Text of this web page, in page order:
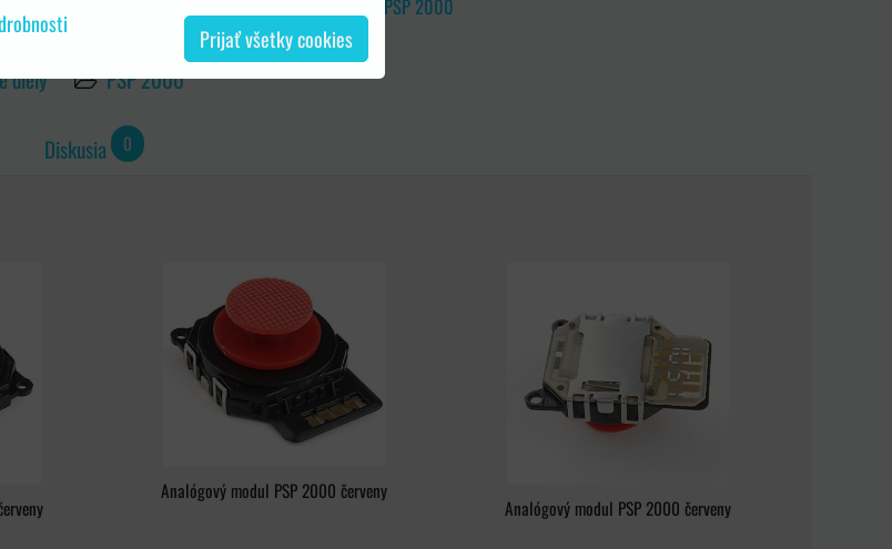
VELMI KVALITNÝ ANALÓGOVÝ MODUL PRE PSP 2000
diely PSP 2000
Diskusia 0
Analógový modul PSP 2000 červeny
Analógový modul PSP 2000 červeny
Prijať všetky cookies